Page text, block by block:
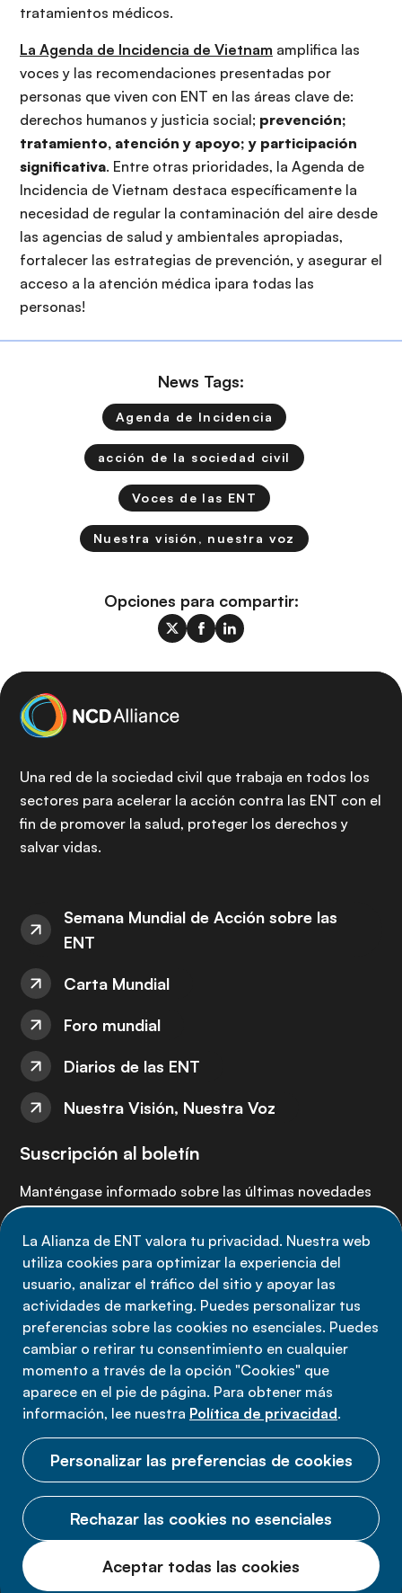
La Alianza de ENT valora tu privacidad. Nuestra web
utiliza cookies para optimizar la experiencia del
usuario, analizar el tráfico del sitio y apoyar las
actividades de marketing. Puedes personalizar tus
preferencias sobre las cookies no esenciales. Puedes
cambiar o retirar tu consentimiento en cualquier
momento a través de la opción "Cookies" que
aparece en el pie de página. Para obtener más
información, lee nuestra Política de privacidad.
Personalizar las preferencias de cookies
Rechazar las cookies no esenciales
Aceptar todas las cookies
tratamientos médicos.
La Agenda de Incidencia de Vietnam amplifica las
voces y las recomendaciones presentadas por
personas que viven con ENT en las áreas clave de:
derechos humanos y justicia social; prevención;
tratamiento, atención y apoyo; y participación
significativa. Entre otras prioridades, la Agenda de
Incidencia de Vietnam destaca específicamente la
necesidad de regular la contaminación del aire desde
las agencias de salud y ambientales apropiadas,
fortalecer las estrategias de prevención, y asegurar el
acceso a la atención médica ¡para todas las
personas!
News Tags:
Agenda de Incidencia
acción de la sociedad civil
Voces de las ENT
Nuestra visión, nuestra voz
Opciones para compartir:
Una red de la sociedad civil que trabaja en todos los
sectores para acelerar la acción contra las ENT con el
fin de promover la salud, proteger los derechos y
salvar vidas.
Semana Mundial de Acción sobre las
ENT
Carta Mundial
Foro mundial
Diarios de las ENT
Nuestra Visión, Nuestra Voz
Suscripción al boletín
Manténgase informado sobre las últimas novedades
Suscríbete ahora
Política de privacidad
Términos de uso
Todos los derechos reservados.